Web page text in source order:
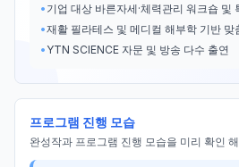
• 기업 대상 바른자세·체력관리 워크숍 및
•재활 필라테스 및 메디컬 해부학 기반 맞
• YTN SCIENCE 자문 및 방송 다수 출연
프로그램 진행 모습
완성작과 프로그램 진행 모습을 미리 확인